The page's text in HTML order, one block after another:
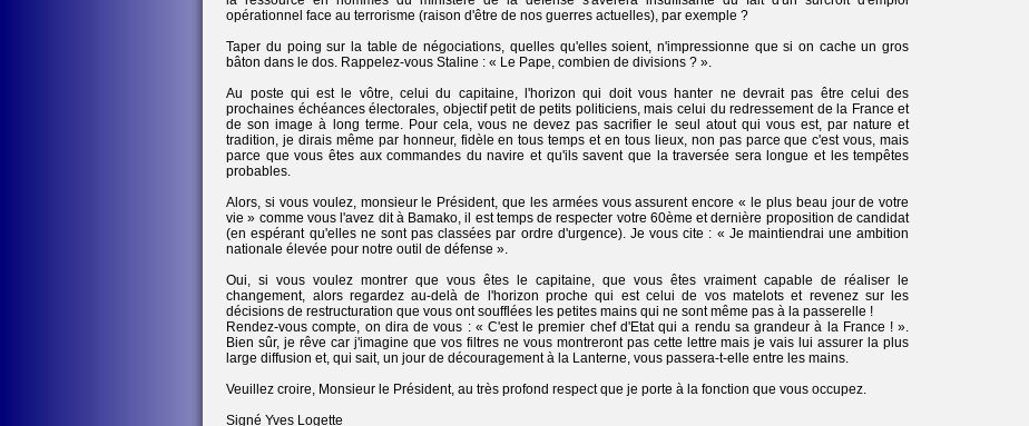
opérationnel face au terrorisme (raison d'être de nos guerres actuelles), par exemple ?
Taper du poing sur la table de négociations, quelles qu'elles soient, n'impressionne que si on cache un gros
bâton dans le dos. Rappelez-vous Staline : « Le Pape, combien de divisions ? ».
Au poste qui est le vôtre, celui du capitaine, l'horizon qui doit vous hanter ne devrait pas être celui des
prochaines échéances électorales, objectif petit de petits politiciens, mais celui du redressement de la France et
de son image à long terme. Pour cela, vous ne devez pas sacrifier le seul atout qui vous est, par nature et
tradition, je dirais même par honneur, fidèle en tous temps et en tous lieux, non pas parce que c'est vous, mais
parce que vous êtes aux commandes du navire et qu'ils savent que la traversée sera longue et les tempêtes
probables.
Alors, si vous voulez, monsieur le Président, que les armées vous assurent encore « le plus beau jour de votre
vie » comme vous l'avez dit à Bamako, il est temps de respecter votre 60ème et dernière proposition de candidat
(en espérant qu'elles ne sont pas classées par ordre d'urgence). Je vous cite : « Je maintiendrai une ambition
nationale élevée pour notre outil de défense ».
Oui, si vous voulez montrer que vous êtes le capitaine, que vous êtes vraiment capable de réaliser le
changement, alors regardez au-delà de l'horizon proche qui est celui de vos matelots et revenez sur les
décisions de restructuration que vous ont soufflées les petites mains qui ne sont même pas à la passerelle !
Rendez-vous compte, on dira de vous : « C'est le premier chef d'Etat qui a rendu sa grandeur à la France ! ».
Bien sûr, je rêve car j'imagine que vos filtres ne vous montreront pas cette lettre mais je vais lui assurer la plus
large diffusion et, qui sait, un jour de découragement à la Lanterne, vous passera-t-elle entre les mains.
Veuillez croire, Monsieur le Président, au très profond respect que je porte à la fonction que vous occupez.
Signé Yves Logette